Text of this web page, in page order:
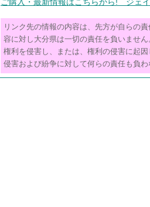
ご購入・最新情報はこちらから! ジェ
リンク先の情報の内容は、先方が自らの
容に対し大分県は一切の責任を負いませ
権利を侵害し、または、権利の侵害に起
侵害および紛争に対して何らの責任も負わ